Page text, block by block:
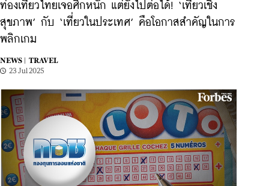
ท่องเที่ยวไทยเจอศึกหนัก แต่ยังไปต่อได้! ‘เที่ยวเชิง
สุขภาพ’ กับ ‘เที่ยวในประเทศ’ คือโอกาสสำคัญในการ
พลิกเกม
NEWS |
TRAVEL
23 Jul 2025